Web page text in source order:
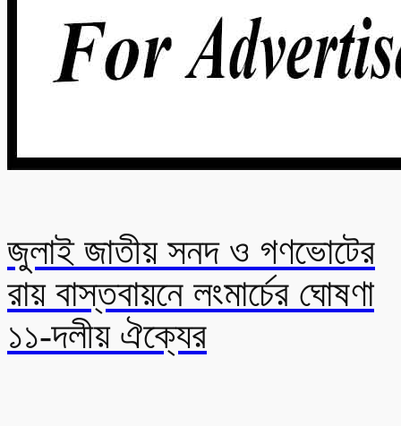
জুলাই জাতীয় সনদ ও গণভোটের
রায় বাস্তবায়নে লংমার্চের ঘোষণা
১১-দলীয় ঐক্যের